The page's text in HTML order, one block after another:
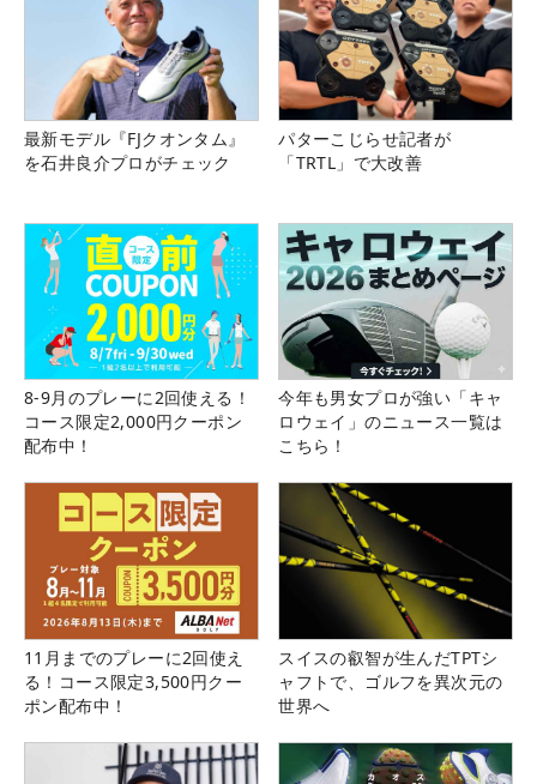
最新モデル『FJクオンタム』
を石井良介プロがチェック
パターこじらせ記者が
「TRTL」で大改善
8-9月のプレーに2回使える！
コース限定2,000円クーポン
配布中！
今年も男女プロが強い「キャ
ロウェイ」のニュース一覧は
こちら！
11月までのプレーに2回使え
る！コース限定3,500円クー
ポン配布中！
スイスの叡智が生んだTPTシ
ャフトで、ゴルフを異次元の
世界へ